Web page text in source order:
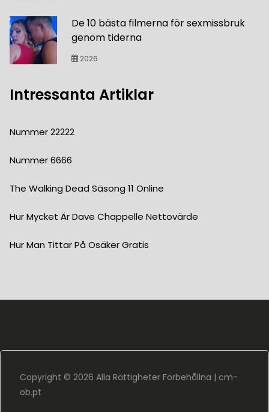
De 10 bästa filmerna för sexmissbruk
genom tiderna
2026
Intressanta Artiklar
Nummer 22222
Nummer 6666
The Walking Dead Säsong 11 Online
Hur Mycket Är Dave Chappelle Nettovärde
Hur Man Tittar På Osäker Gratis
Copyright © 2026 Alla Rättigheter Förbehållna | cm-
ob.pt